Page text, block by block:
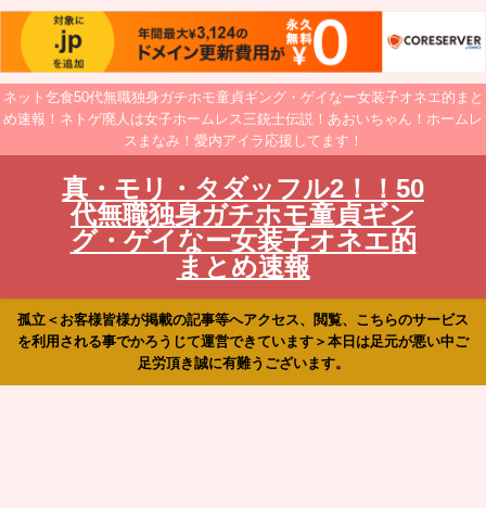
ネット乞食50代無職独身ガチホモ童貞ギング・ゲイなー女装子オネエ的まと
め速報！ネトゲ廃人は女子ホームレス三銃士伝説！あおいちゃん！ホームレ
スまなみ！愛内アイラ応援してます！
真・モリ・タダッフル2！！50
代無職独身ガチホモ童貞ギン
グ・ゲイなー女装子オネエ的
まとめ速報
孤立＜お客様皆様が掲載の記事等へアクセス、閲覧、こちらのサービス
を利用される事でかろうじて運営できています＞本日は足元が悪い中ご
足労頂き誠に有難うございます。